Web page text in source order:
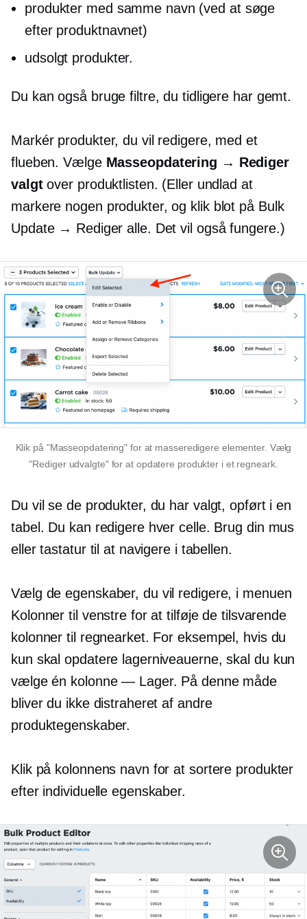
produkter med samme navn (ved at søge
efter produktnavnet)
udsolgt produkter.
Du kan også bruge filtre, du tidligere har gemt.
Markér produkter, du vil redigere, med et
flueben. Vælge Masseopdatering → Rediger
valgtover produktlisten. (Eller undlad at
markere nogen produkter, og klik blot på Bulk
Update → Rediger alle. Det vil også fungere.)
Klik på "Masseopdatering" for at masseredigere elementer. Vælg
"Rediger udvalgte" for at opdatere produkter i et regneark.
Du vil se de produkter, du har valgt, opført i en
tabel. Du kan redigere hver celle. Brug din mus
eller tastatur til at navigere i tabellen.
Vælg de egenskaber, du vil redigere, i menuen
Kolonner til venstre for at tilføje de tilsvarende
kolonner til regnearket. For eksempel, hvis du
kun skal opdatere lagerniveauerne, skal du kun
vælge én kolonne — Lager. På denne måde
bliver du ikke distraheret af andre
produktegenskaber.
Klik på kolonnens navn for at sortere produkter
efter individuelle egenskaber.